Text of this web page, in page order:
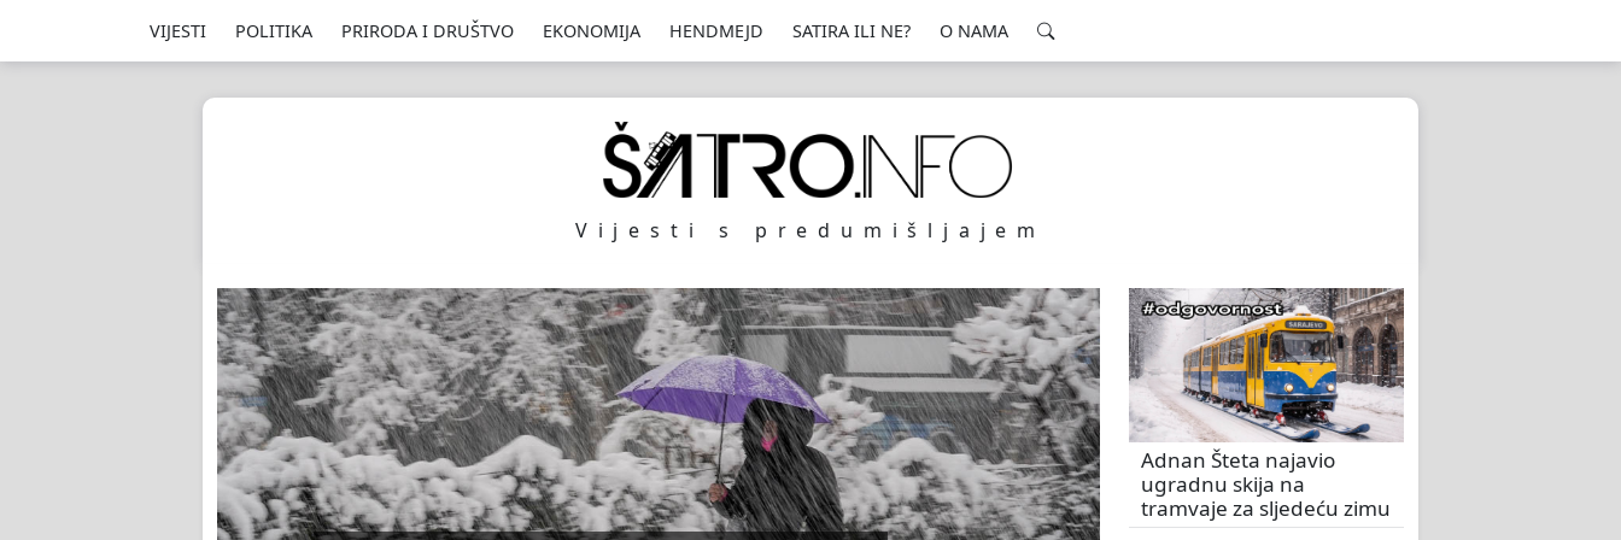
VIJESTI POLITIKA PRIRODA I DRUŠTVO EKONOMIJA HENDMEJD SATIRA ILI NE? O NAMA
Vijesti s predumišljajem
Adnan Šteta najavio
ugradnu skija na
tramvaje za sljedeću zimu